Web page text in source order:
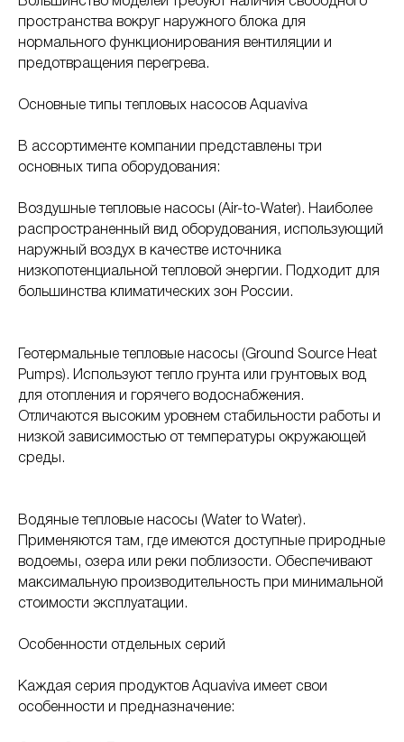
пространства вокруг наружного блока для
нормального функционирования вентиляции и
предотвращения перегрева.
Основные типы тепловых насосов Aquaviva
В ассортименте компании представлены три
основных типа оборудования:
Воздушные тепловые насосы (Air-to-Water). Наиболее
распространенный вид оборудования, использующий
наружный воздух в качестве источника
низкопотенциальной тепловой энергии. Подходит для
большинства климатических зон России.
Геотермальные тепловые насосы (Ground Source Heat
Pumps). Используют тепло грунта или грунтовых вод
для отопления и горячего водоснабжения.
Отличаются высоким уровнем стабильности работы и
низкой зависимостью от температуры окружающей
среды.
Водяные тепловые насосы (Water to Water).
Применяются там, где имеются доступные природные
водоемы, озера или реки поблизости. Обеспечивают
максимальную производительность при минимальной
стоимости эксплуатации.
Особенности отдельных серий
Каждая серия продуктов Aquaviva имеет свои
особенности и предназначение: